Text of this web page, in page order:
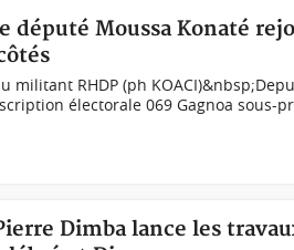
député Moussa Konaté
militant RHDP (ph
électorale 069 Gagnoa sous-
Dimba lance les